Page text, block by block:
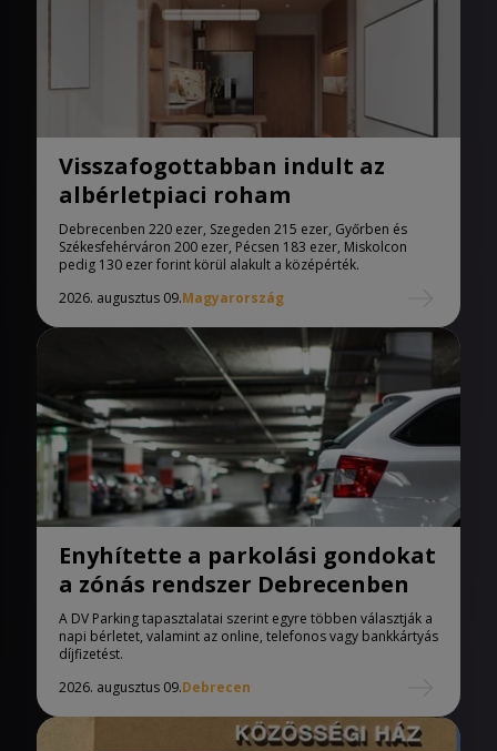
Visszafogottabban indult az
albérletpiaci roham
Debrecenben 220 ezer, Szegeden 215 ezer, Győrben és
Székesfehérváron 200 ezer, Pécsen 183 ezer, Miskolcon
pedig 130 ezer forint körül alakult a középérték.
2026. augusztus 09.Magyarország
Enyhítette a parkolási gondokat
a zónás rendszer Debrecenben
A DV Parking tapasztalatai szerint egyre többen választják a
napi bérletet, valamint az online, telefonos vagy bankkártyás
díjfizetést.
2026. augusztus 09.Debrecen